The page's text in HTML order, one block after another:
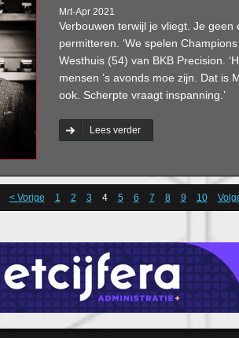
Mrt-Apr 2021
Verbouwen terwijl je vliegt. Je geen
permitteren. ‘We spelen
Westhuis (54) van BKB Precision.
mensen ’s avonds moe zijn. Dat is
ook. Scherpte vraagt inspanning.’
Lees verder
< Vorige 1 2 3 4 5 6 7 8 9 10